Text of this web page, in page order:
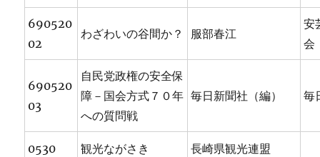
690520
02
わざわいの谷間か？ 服部春江
安
会
690520
03
自民党政権の安全保
障－国会方式７０年
への質問戦
毎日新聞社（編） 毎
0530 観光ながさき 長崎県観光連盟